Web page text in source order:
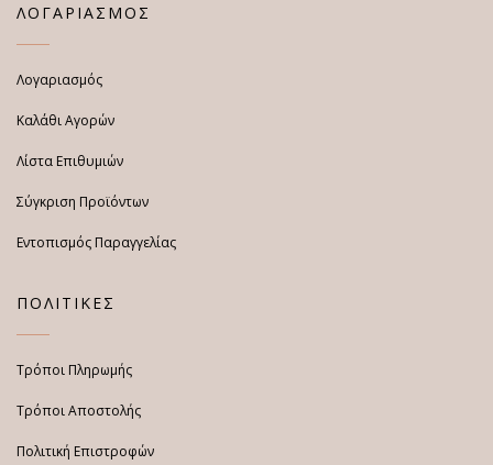
ΛΟΓΑΡΙΑΣΜΟΣ
Λογαριασμός
Καλάθι Αγορών
Λίστα Επιθυμιών
Σύγκριση Προϊόντων
Εντοπισμός Παραγγελίας
ΠΟΛΙΤΙΚΕΣ
Τρόποι Πληρωμής
Τρόποι Αποστολής
Πολιτική Επιστροφών